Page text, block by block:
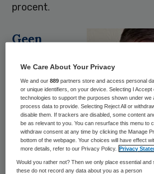
procent.
Geen
productieprikkel
Een belangrijke conclusie van
We Care About Your Privacy
We and our889 partners store and access personal
or unique identifiers, on your device. Selecting I
technologies to support the purposes shown under we
process data to provide. Selecting Reject All or
disable them. If trackers are disabled, some content
be as relevant to you. You can resurface this menu to
withdraw consent at any time by clicking the Manage
bottom of the webpage. Your choices will have effect
more details, refer to our Privacy Policy.
Privacy
Would you rather not? Then we only place essential and
these do not record any data about you as a person